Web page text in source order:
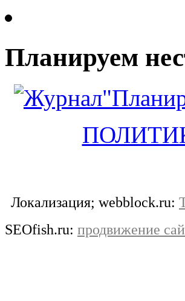
Планируем
Локализация; webblock.ru:
SEOfish.ru: продвижение